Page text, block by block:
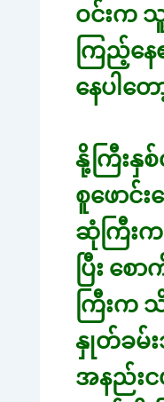
ဝင်းက
ကြည့်န
နေပါတ
နို့ကြီးနှ
စူဖောင်
ဆုံကြီးက
ပြီး စ
ကြီးက
နှုတ်ခမ်း
အနည်း